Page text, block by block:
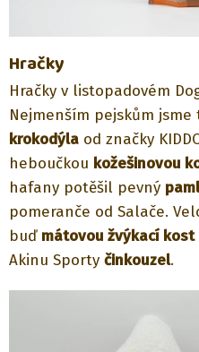
Hračky
Hračky v listopadovém
Nejmenším pejskům
krokodýla od značky
heboučkou kožešinovou
hafany potěšil pevný
pomeranče od Salače.
buď mátovou žvýkací kost
Akinu Sporty činkouzel.